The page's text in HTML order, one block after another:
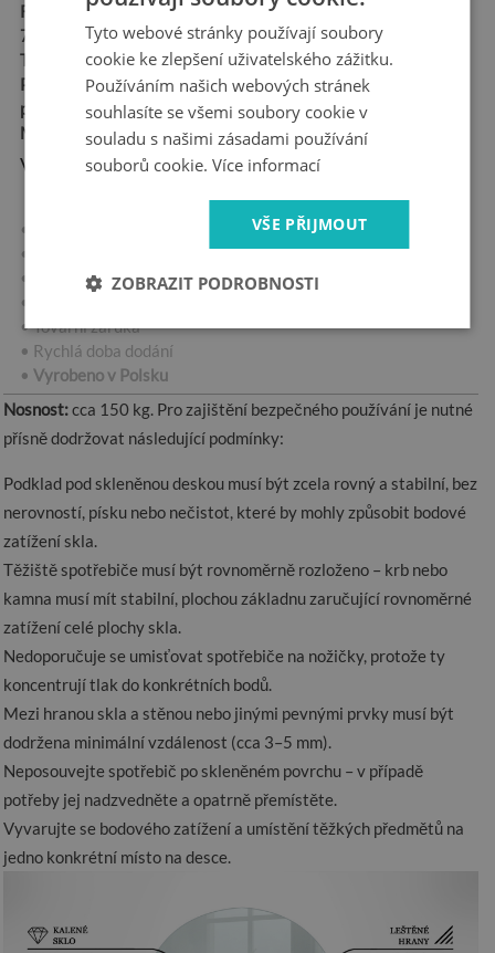
ROZMĚRY:100x100 cm,
70x80 cm
TLOUŠŤKA:4 mm
POVRCH:lesklý, hladký
povrch
MATERIÁL:tvrzené sklo
Vlastnosti produktu:
• Broušené hrany
• Snadné čištění
• Vysoká propustnost světla
• Odolné vůči povětrnostním vlivům
• Tovární záruka
• Rychlá doba dodání
• Vyrobeno v Polsku
Nosnost:cca 150 kg. Pro zajištění bezpečného používání je nutné
přísně dodržovat následující podmínky:
Podklad pod skleněnou deskou musí být zcela rovný a stabilní, bez
nerovností, písku nebo nečistot, které by mohly způsobit bodové
zatížení skla.
Těžiště spotřebiče musí být rovnoměrně rozloženo – krb nebo
kamna musí mít stabilní, plochou základnu zaručující rovnoměrné
zatížení celé plochy skla.
Nedoporučuje se umisťovat spotřebiče na nožičky, protože ty
koncentrují tlak do konkrétních bodů.
Mezi hranou skla a stěnou nebo jinými pevnými prvky musí být
dodržena minimální vzdálenost (cca 3–5 mm).
Neposouvejte spotřebič po skleněném povrchu – v případě
potřeby jej nadzvedněte a opatrně přemístěte.
Vyvarujte se bodového zatížení a umístění těžkých předmětů na
jedno konkrétní místo na desce.
Tyto webové stránky používají soubory
cookie ke zlepšení uživatelského zážitku.
Používáním našich webových stránek
souhlasíte se všemi soubory cookie v
souladu s našimi zásadami používání
souborů cookie.Více informací
VŠE PŘIJMOUT
ZOBRAZIT PODROBNOSTI